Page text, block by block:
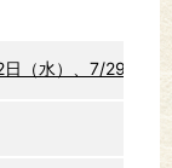
（水）、7/29（